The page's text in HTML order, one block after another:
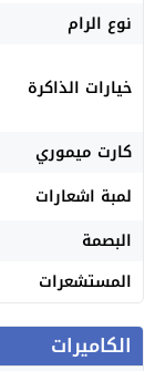
نوع الرام
خيارات الذاكرة
كارت ميموري
لمبة اشعارات
البصمة
المستشعرات
الكاميرات